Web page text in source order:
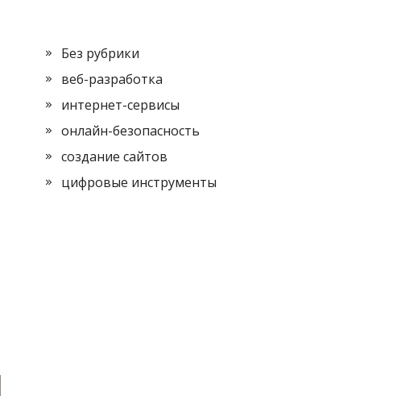
Без рубрики
веб-разработка
интернет-сервисы
онлайн-безопасность
создание сайтов
цифровые инструменты